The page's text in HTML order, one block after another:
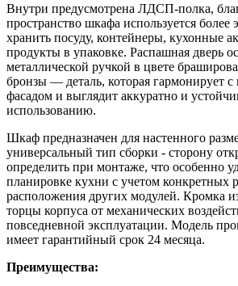
Внутри предусмотрена ЛДСП-полка,
пространство шкафа используется
хранить посуду, контейнеры, кухонные
продукты в упаковке. Распашная дверь
металлической ручкой в цвете
бронзы — деталь, которая гармонирует с
фасадом и выглядит аккуратно и
использованию.
Шкаф предназначен для настенного
универсальный тип сборки - сторону
определить при монтаже, что особенно
планировке кухни с учетом конкретных
расположения других модулей. Кромка
торцы корпуса от механических
повседневной эксплуатации. Модель
имеет гарантийный срок 24 месяца.
Преимущества: